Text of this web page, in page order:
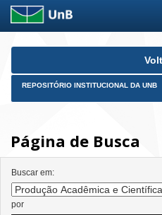
Skip
REPOSITÓRIO INSTITUCIONAL DA UNB
Página de Busca
Buscar em:
por